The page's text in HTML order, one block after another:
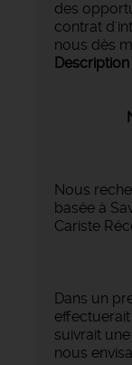
des
contrat
nous dès
NOUS
Nous
basée à
Cariste
Dans un
suivrait
nous